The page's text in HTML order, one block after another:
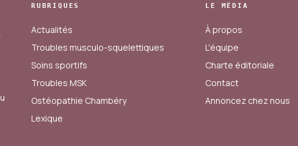
RUBRIQUES
Actualités
Troubles musculo-squelettiques
Soins sportifs
Troubles MSK
Ostéopathie Chambéry
Lexique
LE MÉDIA
À propos
L'équipe
Charte éditoriale
Contact
Annoncez chez nous